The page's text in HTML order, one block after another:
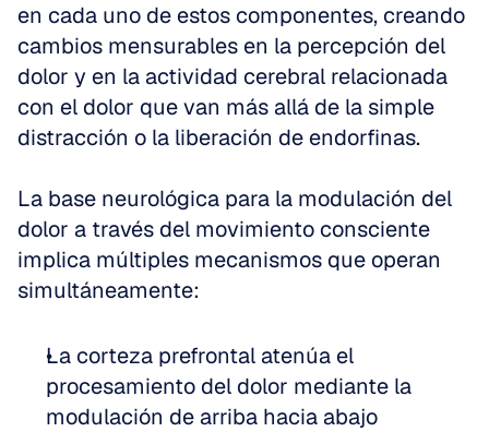
en cada uno de estos componentes, creando
cambios mensurables en la percepción del
dolor y en la actividad cerebral relacionada
con el dolor que van más allá de la simple
distracción o la liberación de endorfinas.
La base neurológica para la modulación del
dolor a través del movimiento consciente
implica múltiples mecanismos que operan
simultáneamente:
La corteza prefrontal atenúa el
procesamiento del dolor mediante la
modulación de arriba hacia abajo